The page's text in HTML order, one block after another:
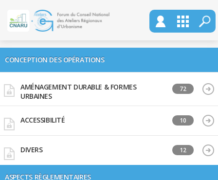
CONCEPTION DES OPÉRATIONS
AMÉNAGEMENT DURABLE & FORMES
URBAINES
72
ACCESSIBILITÉ 10
DIVERS 12
ASPECTS RÈGLEMENTAIRES